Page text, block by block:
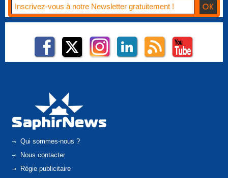
Qui sommes-nous ?
Nous contacter
Régie publicitaire